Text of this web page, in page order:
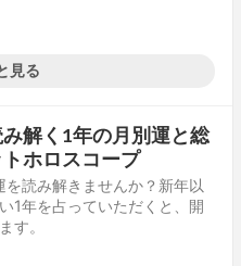
見る
み解く1年の月別運と総
ホロスコープ
を読み解きませんか？新年以
1年を占っていただくと、開
す。